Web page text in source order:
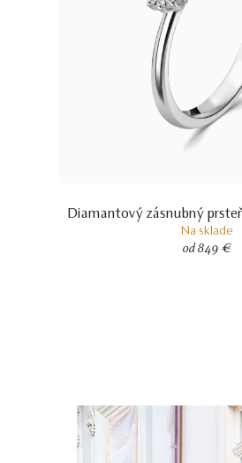
Diamantový zásnubný
Na sklade
od 849 €